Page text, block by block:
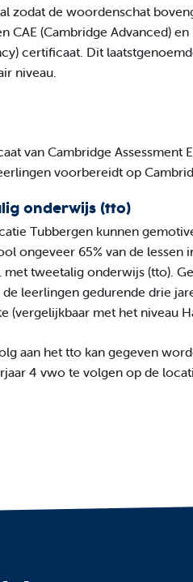
zodat de woordenschat
CAE (Cambridge Advanced)
certificaat. Dit
niveau.
onderwijs (tto)
Tubbergen kunnen
ongeveer 65% van de lessen
met tweetalig onderwijs (tto).
de leerlingen gedurende drie
(vergelijkbaar met het niveau
aan het tto kan gegeven
4 vwo te volgen op de